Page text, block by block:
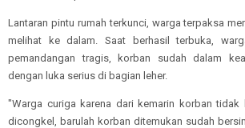
Lantaran pintu rumah terkunci, warga terpaksa
melihat ke dalam. Saat berhasil terbuka,
pemandangan tragis, korban sudah dalam
dengan luka serius di bagian leher.
"Warga curiga karena dari kemarin korban tidak
dicongkel, barulah korban ditemukan sudah